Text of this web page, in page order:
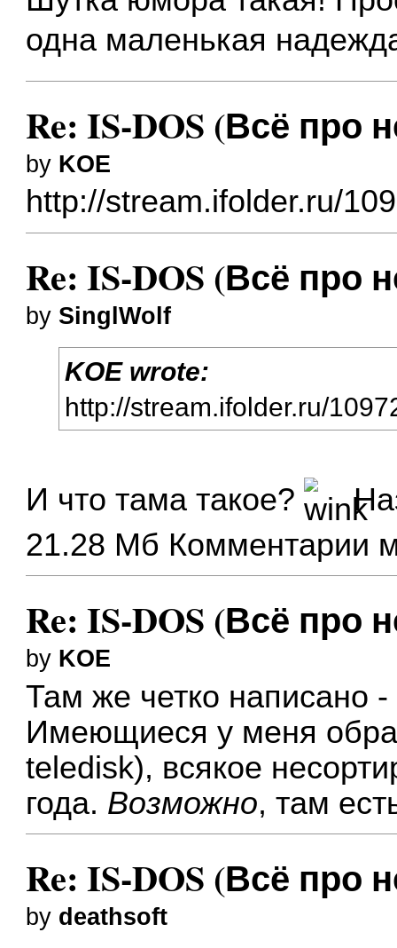
одна маленькая
Re: IS-DOS (Всё про
by KOE
http://stream.ifolder.ru/
Re: IS-DOS (Всё про
by SinglWolf
KOE wrote:
http://stream.ifolder.ru/
И что тама такое?
21.28 Мб Комментарии
Re: IS-DOS (Всё про
by KOE
Там же четко написано
Имеющиеся у меня
teledisk), всякое
года. Возможно, там
Re: IS-DOS (Всё про
by deathsoft